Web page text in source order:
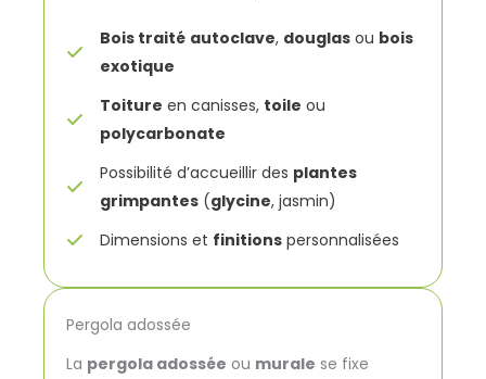
Bois traité autoclave, douglas ou bois
exotique
Toiture en canisses, toile ou
polycarbonate
Possibilité d’accueillir des plantes
grimpantes (glycine, jasmin)
Dimensions et finitions personnalisées
Pergola adossée
La pergola adossée ou murale se fixe